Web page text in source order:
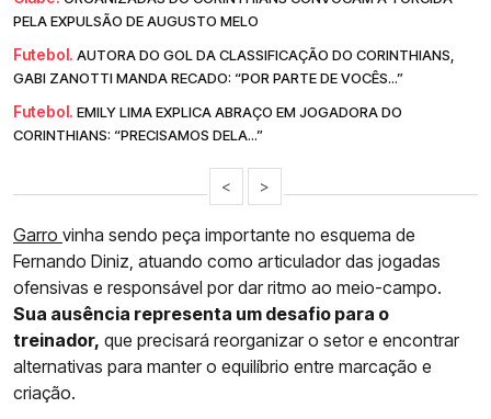
PELA EXPULSÃO DE AUGUSTO MELO
Futebol. AUTORA DO GOL DA CLASSIFICAÇÃO DO CORINTHIANS,
GABI ZANOTTI MANDA RECADO: “POR PARTE DE VOCÊS...”
Futebol. EMILY LIMA EXPLICA ABRAÇO EM JOGADORA DO
CORINTHIANS: “PRECISAMOS DELA...”
< >
Garro vinha sendo peça importante no esquema de
Fernando Diniz, atuando como articulador das jogadas
ofensivas e responsável por dar ritmo ao meio-campo.
Sua ausência representa um desafio para o
treinador, que precisará reorganizar o setor e encontrar
alternativas para manter o equilíbrio entre marcação e
criação.